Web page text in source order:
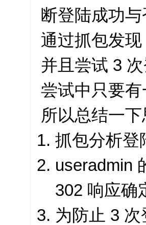
断登陆成功
通过抓包发
并且尝试 3
尝试中只要
所以总结一
抓包分析登
useradmin
302 响应确
为防止 3